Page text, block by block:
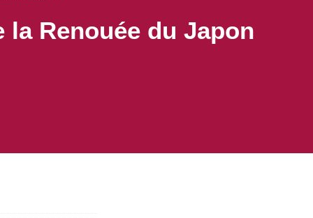
la Renouée du Japon